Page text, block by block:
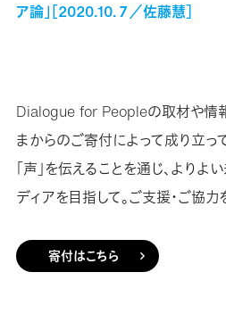
ア論」［2020.10.７／佐藤慧］
Dialogue for Peopleの取材や情
まからのご寄付によって成り立っ
「声」を伝えることを通じ、よりよ
ディアを目指して。ご支援・ご協力
寄付はこちら